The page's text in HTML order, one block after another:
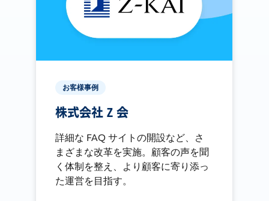
お客様事例
株式会社 Z 会
詳細な FAQ サイトの開設など、さ
まざまな改革を実施。顧客の声を聞
く体制を整え、より顧客に寄り添っ
た運営を目指す。